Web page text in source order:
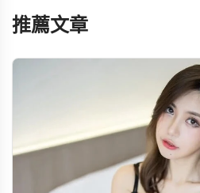
推薦文章